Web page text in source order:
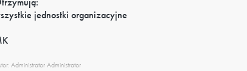
jednostki organizacyjne
Administrator Administrator